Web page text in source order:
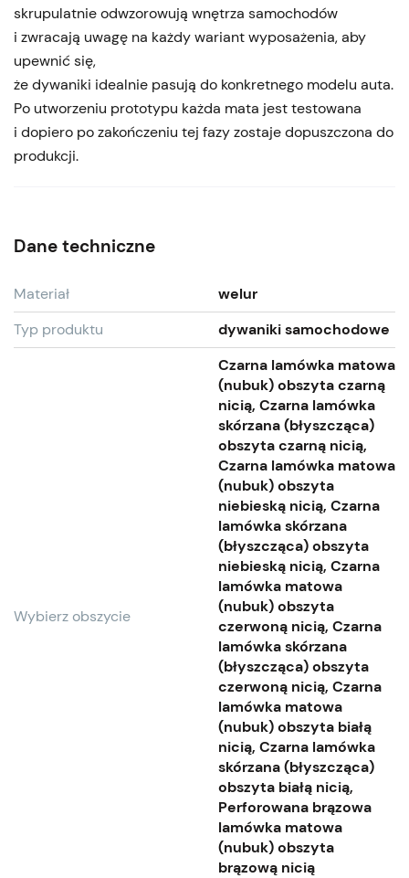
skrupulatnie odwzorowują wnętrza samochodów
i zwracają uwagę na każdy wariant wyposażenia, aby
upewnić się,
że dywaniki idealnie pasują do konkretnego modelu auta.
Po utworzeniu prototypu każda mata jest testowana
i dopiero po zakończeniu tej fazy zostaje dopuszczona do
produkcji.
Dane techniczne
Materiał
welur
Typ produktu
dywaniki samochodowe
Wybierz obszycie
Czarna lamówka matowa
(nubuk) obszyta czarną
nicią, Czarna lamówka
skórzana (błyszcząca)
obszyta czarną nicią,
Czarna lamówka matowa
(nubuk) obszyta
niebieską nicią, Czarna
lamówka skórzana
(błyszcząca) obszyta
niebieską nicią, Czarna
lamówka matowa
(nubuk) obszyta
czerwoną nicią, Czarna
lamówka skórzana
(błyszcząca) obszyta
czerwoną nicią, Czarna
lamówka matowa
(nubuk) obszyta białą
nicią, Czarna lamówka
skórzana (błyszcząca)
obszyta białą nicią,
Perforowana brązowa
lamówka matowa
(nubuk) obszyta
brązową nicią